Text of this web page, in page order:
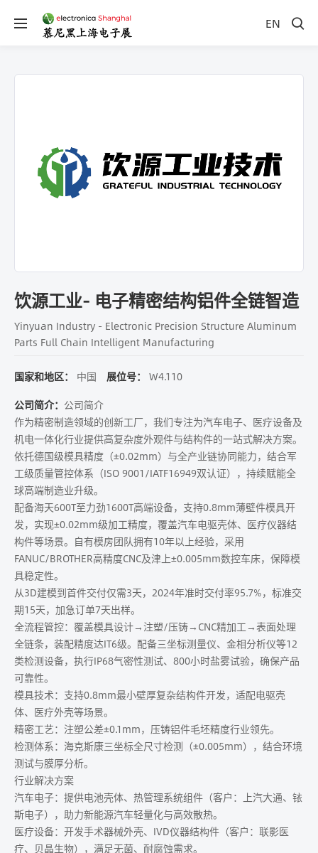
EN
饮源工业- 电子精密结构铝件全链智造
Yinyuan Industry - Electronic Precision Structure Aluminum
Parts Full Chain Intelligent Manufacturing
国家和地区： 中国 展位号： W4.110
公司简介： 公司简介
作为精密制造领域的创新工厂，我们专注为汽车电子、医疗设备及
机电一体化行业提供高复杂度外观件与结构件的一站式解决方案。
依托德国级模具精度（±0.02mm）​与全产业链协同能力，结合军
工级质量管控体系（ISO 9001/IATF16949双认证），持续赋能全
球高端制造业升级。​
​配备海天600T至力劲1600T高端设备，支持0.8mm薄壁件模具开
发，实现±0.02mm级加工精度，覆盖汽车电驱壳体、医疗仪器结
构件等场景。自有模房团队拥有10年以上经验，采用
FANUC/BROTHER高精度CNC及津上±0.005mm数控车床，保障模
具稳定性。
​从3D建模到首件交付仅需3天，2024年准时交付率95.7%，标准交
期15天，加急订单7天出样。
全流程管控：覆盖模具设计→注塑/压铸→CNC精加工→表面处理
全链条，装配精度达IT6级。配备三坐标测量仪、金相分析仪等12
类检测设备，执行IP68气密性测试、800小时盐雾试验，确保产品
可靠性。
​模具技术：支持0.8mm最小壁厚复杂结构件开发，适配电驱壳
体、医疗外壳等场景。
​精密工艺：注塑公差±0.1mm，压铸铝件毛坯精度行业领先。
​检测体系：海克斯康三坐标全尺寸检测（±0.005mm），结合环境
测试与膜厚分析。
​行业解决方案
​汽车电子：提供电池壳体、热管理系统组件（客户：上汽大通、铱
斯电子），助力新能源汽车轻量化与高效散热。
​医疗设备：开发手术器械外壳、IVD仪器结构件（客户：联影医
疗、贝晶生物），满足无菌、耐腐蚀需求。